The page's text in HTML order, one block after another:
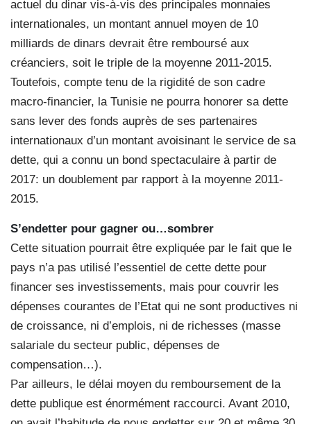
actuel du dinar vis-à-vis des principales monnaies
internationales, un montant annuel moyen de 10
milliards de dinars devrait être remboursé aux
créanciers, soit le triple de la moyenne 2011-2015.
Toutefois, compte tenu de la rigidité de son cadre
macro-financier, la Tunisie ne pourra honorer sa dette
sans lever des fonds auprès de ses partenaires
internationaux d’un montant avoisinant le service de sa
dette, qui a connu un bond spectaculaire à partir de
2017: un doublement par rapport à la moyenne 2011-
2015.
S’endetter pour gagner ou…sombrer
Cette situation pourrait être expliquée par le fait que le
pays n’a pas utilisé l’essentiel de cette dette pour
financer ses investissements, mais pour couvrir les
dépenses courantes de l’Etat qui ne sont productives ni
de croissance, ni d’emplois, ni de richesses (masse
salariale du secteur public, dépenses de
compensation…).
Par ailleurs, le délai moyen du remboursement de la
dette publique est énormément raccourci. Avant 2010,